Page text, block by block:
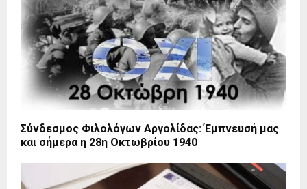
Σύνδεσμος Φιλολόγων Αργολίδας: Έμπνευσή μας
και σήμερα η 28η Οκτωβρίου 1940